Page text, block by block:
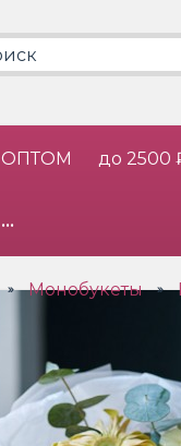
ОПТОМ до 2500
•••
» Монобукеты »